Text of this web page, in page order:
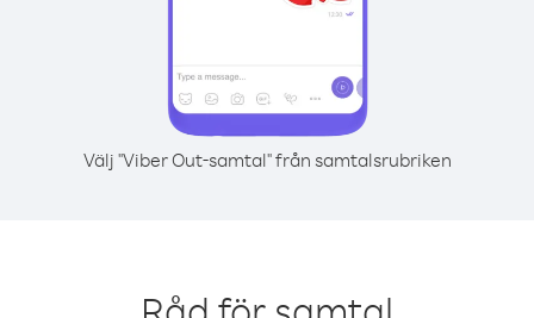
Välj "Viber Out-samtal" från samtalsrubriken